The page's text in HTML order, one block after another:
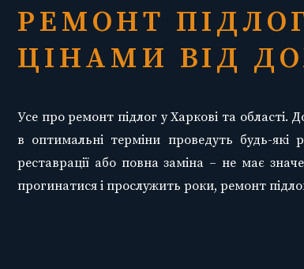
РЕМОНТ
ЦІНАМИ ВІД
Усе про ремонт підлог у Харкові та області.
в оптимальні терміни проведуть будь-
реставрації або повна заміна – не має
прогинатися і прослужить роки, ремонт